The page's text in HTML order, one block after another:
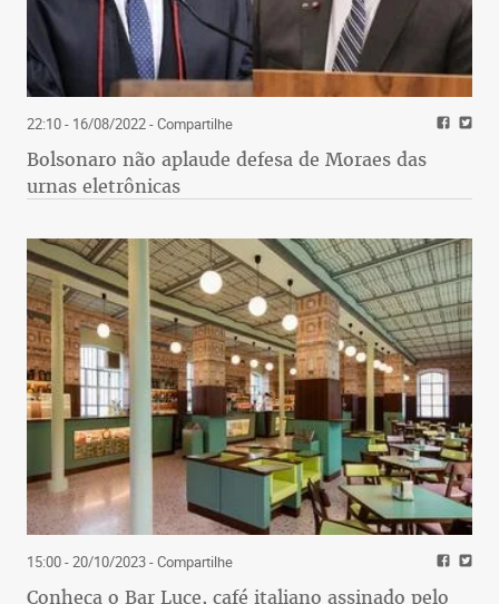
22:10 - 16/08/2022- Compartilhe
Bolsonaro não aplaude defesa de Moraes das
urnas eletrônicas
15:00 - 20/10/2023- Compartilhe
Conheça o Bar Luce, café italiano assinado pelo